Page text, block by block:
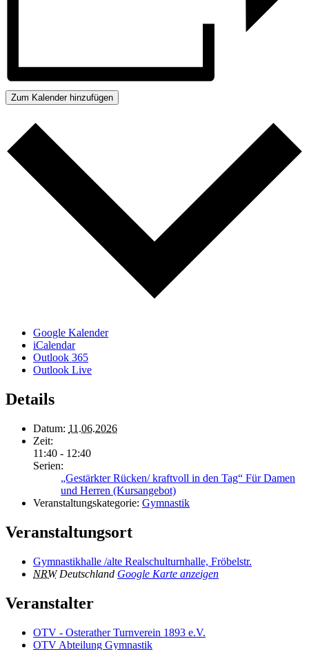
Zum Kalender hinzufügen
Google Kalender
iCalendar
Outlook 365
Outlook Live
Details
Datum: 11.06.2026
Zeit:
11:40 - 12:40
Serien:
„Gestärkter Rücken/ kraftvoll in den Tag“ Für Damen
und Herren (Kursangebot)
Veranstaltungskategorie: Gymnastik
Veranstaltungsort
Gymnastikhalle /alte Realschulturnhalle, Fröbelstr.
NRW Deutschland Google Karte anzeigen
Veranstalter
OTV - Osterather Turnverein 1893 e.V.
OTV Abteilung Gymnastik